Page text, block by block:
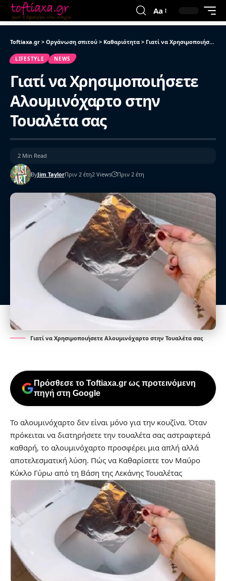
Aa
Toftiaxa.gr > Οργάνωση σπιτού > Καθαριότητα > Γιατί να Χρησιμοποιήσετε Αλουμινόχαρτο στην Τουαλέτα σας
LIFESTYLE NEWS
Γιατί να Χρησιμοποιήσετε
Αλουμινόχαρτο στην
Τουαλέτα σας
ByJim TaylorΠριν 2 έτη2 Views Πριν 2 έτη
2 Min Read
Γιατί να Χρησιμοποιήσετε Αλουμινόχαρτο στην Τουαλέτα σας
Πρόσθεσε το Toftiaxa.gr ως προτεινόμενη
πηγή στη Google
Το αλουμινόχαρτο δεν είναι μόνο για την κουζίνα. Όταν
πρόκειται να διατηρήσετε την τουαλέτα σας αστραφτερά
καθαρή, το αλουμινόχαρτο προσφέρει μια απλή αλλά
αποτελεσματική λύση. Πώς να Καθαρίσετε τον Μαύρο
Κύκλο Γύρω από τη Βάση της Λεκάνης Τουαλέτας